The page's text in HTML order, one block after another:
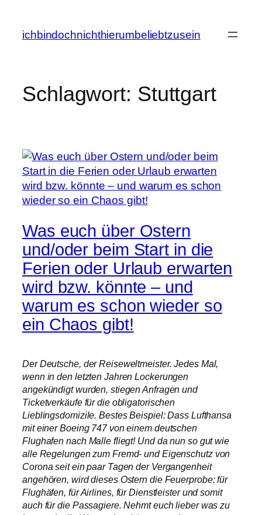
springen
ichbindochnichthierumbeliebtzusein
Schlagwort: Stuttgart
Was euch über Ostern
und/oder beim Start in die
Ferien oder Urlaub erwarten
wird bzw. könnte – und
warum es schon wieder so
ein Chaos gibt!
Der Deutsche, der Reiseweltmeister. Jedes Mal,
wenn in den letzten Jahren Lockerungen
angekündigt wurden, stiegen Anfragen und
Ticketverkäufe für die obligatorischen
Lieblingsdomizile. Bestes Beispiel: Dass Lufthansa
mit einer Boeing 747 von einem deutschen
Flughafen nach Malle fliegt! Und da nun so gut wie
alle Regelungen zum Fremd- und Eigenschutz von
Corona seit ein paar Tagen der Vergangenheit
angehören, wird dieses Ostern die Feuerprobe: für
Flughäfen, für Airlines, für Dienstleister und somit
auch für die Passagiere. Nehmt euch lieber was zu